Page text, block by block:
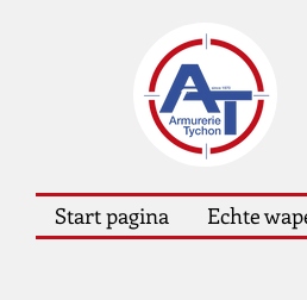
Start pagina Echte